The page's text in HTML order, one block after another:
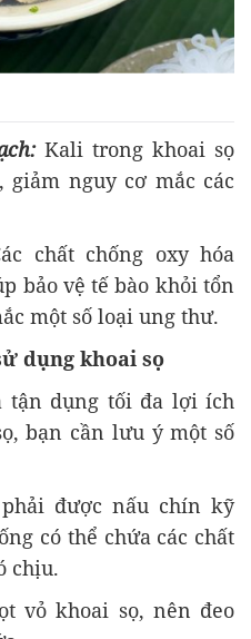
Kali trong khoai sọ
giảm nguy cơ mắc các
chất chống oxy hóa
bảo vệ tế bào khỏi tổn
một số loại ung thư.
dụng khoai sọ
tận dụng tối đa lợi ích
bạn cần lưu ý một số
được nấu chín kỹ
có thể chứa các chất
chịu.
vỏ khoai sọ, nên đeo